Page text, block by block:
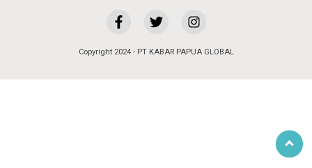
Copyright 2024 - PT KABAR PAPUA GLOBAL